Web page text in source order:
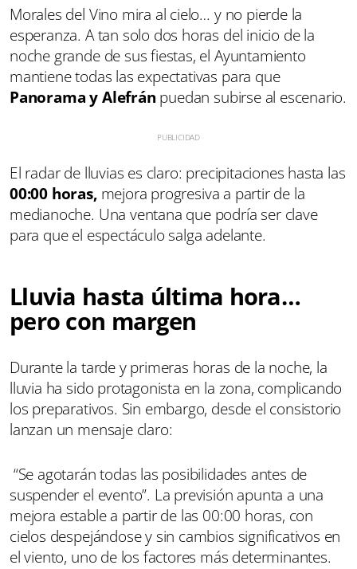
Morales del Vino mira al cielo… y no pierde la
esperanza. A tan solo dos horas del inicio de la
noche grande de sus fiestas, el Ayuntamiento
mantiene todas las expectativas para que
Panorama y Alefrán puedan subirse al escenario.
El radar de lluvias es claro: precipitaciones hasta las
00:00 horas,mejora progresiva a partir de la
medianoche. Una ventana que podría ser clave
para que el espectáculo salga adelante.
Lluvia hasta última hora…
pero con margen
Durante la tarde y primeras horas de la noche, la
lluvia ha sido protagonista en la zona, complicando
los preparativos. Sin embargo, desde el consistorio
lanzan un mensaje claro:
“Se agotarán todas las posibilidades antes de
suspender el evento”. La previsión apunta a una
mejora estable a partir de las 00:00 horas, con
cielos despejándose y sin cambios significativos en
el viento, uno de los factores más determinantes.